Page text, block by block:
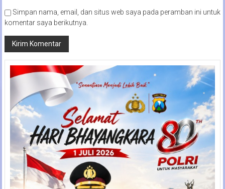
Simpan nama, email, dan situs web saya pada peramban ini untuk
komentar saya berikutnya.